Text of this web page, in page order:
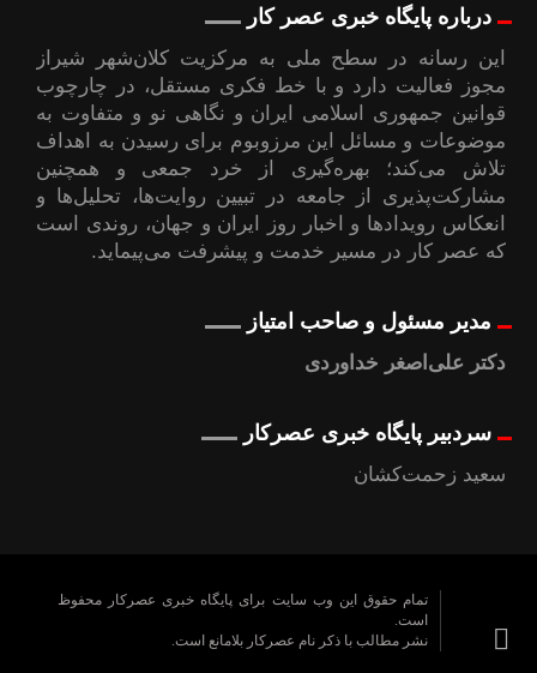
درباره پایگاه خبری عصر کار
این رسانه در سطح ملی به مرکزیت کلان‌شهر شیراز
مجوز فعالیت دارد و با خط فکری مستقل، در چارچوب
قوانین جمهوری اسلامی ایران و نگاهی نو و متفاوت به
موضوعات ‌و مسائل این مرزوبوم برای رسیدن به اهداف
تلاش می‌کند؛ بهره‌گیری از خرد جمعی و همچنین
مشارکت‌پذیری از جامعه در تبیین روایت‌ها، تحلیل‌ها و
انعکاس رویدادها و اخبار روز ایران و جهان، روندی است
که عصر کار در مسیر خدمت و پیشرفت می‌پیماید.
مدیر مسئول و صاحب امتیاز
دکتر علی‌اصغر خداوردی
سردبیر پایگاه خبری عصرکار
سعید زحمت‌کشان
تمام حقوق این وب سایت برای پایگاه خبری عصرکار محفوظ
است.
نشر مطالب با ذکر نام عصرکار بلامانع است.